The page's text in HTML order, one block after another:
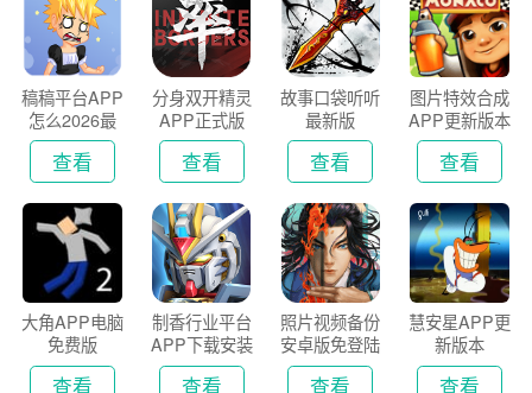
稿稿平台APP
怎么2026最
新版
查看
分身双开精灵
APP正式版
查看
故事口袋听听
最新版
查看
图片特效合成
APP更新版本
2026
查看
大角APP电脑
免费版
查看
制香行业平台
APP下载安装
2026
查看
照片视频备份
安卓版免登陆
版
查看
慧安星APP更
新版本
查看